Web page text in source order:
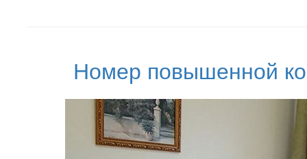
Номер повышенной